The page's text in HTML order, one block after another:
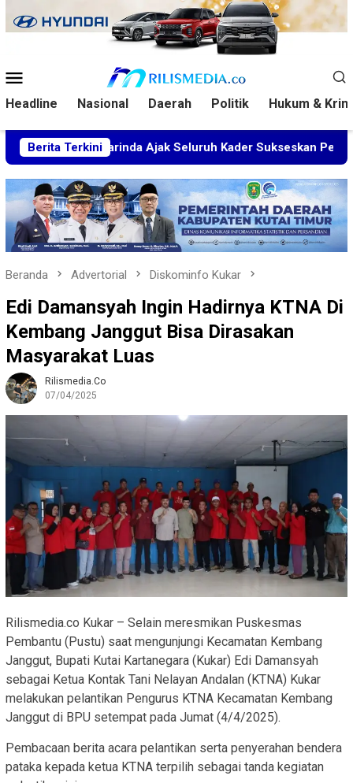
ke
Mobile
Headline Nasional Daerah Politik Hukum &
Berita Terkini
Samarinda Ajak Seluruh Kader Sukseskan Pembukaan
Beranda Advertorial Diskominfo Kukar
Edi Damansyah Ingin Hadirnya KTNA Di
Kembang Janggut Bisa Dirasakan
Masyarakat Luas
Rilismedia.co
07/04/2025
Rilismedia.co Kukar – Selain meresmikan Puskesmas
Pembantu (Pustu) saat mengunjungi Kecamatan Kembang
Janggut, Bupati Kutai Kartanegara (Kukar) Edi Damansyah
sebagai Ketua Kontak Tani Nelayan Andalan (KTNA) Kukar
melakukan pelantikan Pengurus KTNA Kecamatan Kembang
Janggut di BPU setempat pada Jumat (4/4/2025).
Pembacaan berita acara pelantikan serta penyerahan bendera
pataka kepada ketua KTNA terpilih sebagai tanda kegiatan